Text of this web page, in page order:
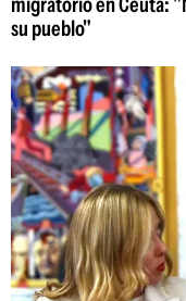
su pueblo"